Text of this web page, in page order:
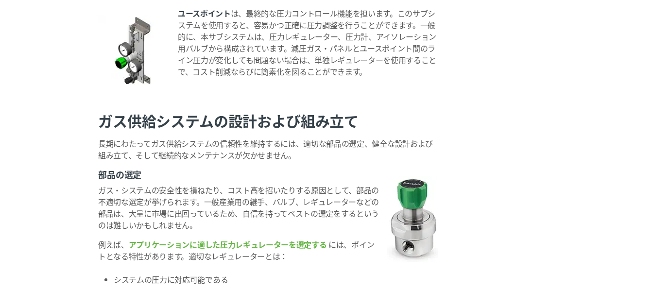
ユースポイントは、最終的な圧力コントロール機能を担います。このサブシ
ステムを使用すると、容易かつ正確に圧力調整を行うことができます。一般
的に、本サブシステムは、圧力レギュレーター、圧力計、アイソレーション
用バルブから構成されています。減圧ガス・パネルとユースポイント間のラ
イン圧力が変化しても問題ない場合は、単独レギュレーターを使用すること
で、コスト削減ならびに簡素化を図ることができます。
ガス供給システムの設計および組み立て
長期にわたってガス供給システムの信頼性を維持するには、適切な部品の選定、健全な設計および
組み立て、そして継続的なメンテナンスが欠かせません。
部品の選定
ガス・システムの安全性を損ねたり、コスト高を招いたりする原因として、部品の
不適切な選定が挙げられます。一般産業用の継手、バルブ、レギュレーターなどの
部品は、大量に市場に出回っているため、自信を持ってベストの選定をするという
のは難しいかもしれません。
例えば、 アプリケーションに適した圧力レギュレーターを選定する には、ポイン
トとなる特性があります。適切なレギュレーターとは：
システムの圧力に対応可能である